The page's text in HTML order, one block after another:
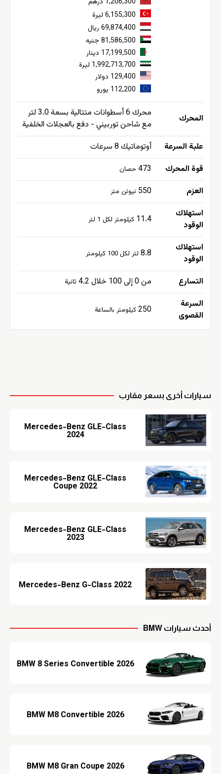
6,155,300 ليرة
69,874,400 ريال
81,586,500 جنيه
17,199,500 دينار
1,992,713,700 ليرة
129,400 دولار
112,200 يورو
المحرك
محرك 6 أسطوانات متتالية بسعة 3.0 لتر
مع شاحن توربيني - دفع بالعجلات الخلفية
علبة السرعة
أوتوماتيك 8 سرعات
قوة المحرك
473 حصان
العزم 550 نيوتن متر
استهلاك
الوقود
11.4 كيلومتر لكل 1 لتر
استهلاك
الوقود
8.8 لتر لكل 100 كيلومتر
التسارع من 0 إلى 100 خلال 4.2 ثانية
السرعة
القصوى
250 كيلومتر بالساعة
سيارات أخرى بسعر مقارب
Mercedes-Benz GLE-Class
2024
Mercedes-Benz GLE-Class
Coupe 2022
Mercedes-Benz GLE-Class
2023
Mercedes-Benz G-Class 2022
أحدث سيارات BMW
BMW 8 Series Convertible 2026
BMW M8 Convertible 2026
BMW M8 Gran Coupe 2026